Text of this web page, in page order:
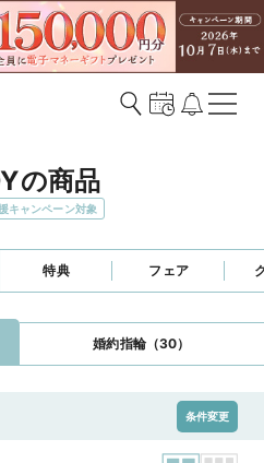
の商品
キャンペーン対象
特典 フェア
婚約指輪（30）
条件変更